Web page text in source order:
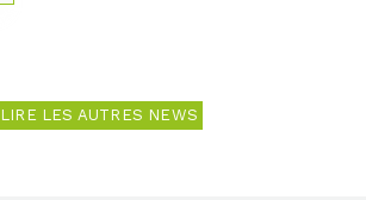
LIRE LES AUTRES NEWS